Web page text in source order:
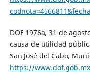
DOF 1976a, 31 de
causa de utilidad
San José del Cabo,
https://